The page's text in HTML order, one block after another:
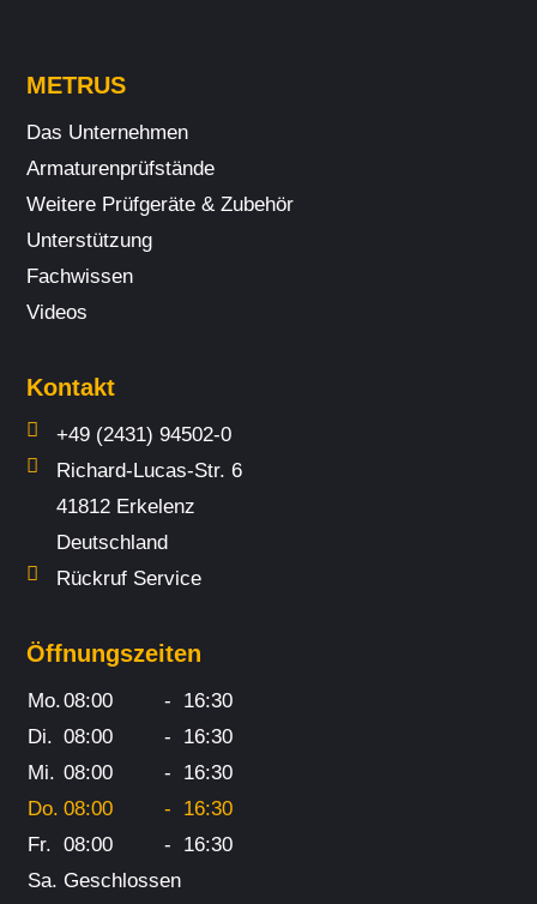
METRUS
Das Unternehmen
Armaturenprüfstände
Weitere Prüf­geräte & Zubehör
Unterstützung
Fach­wissen
Videos
Kontakt
+49 (2431) 94502-0
Richard-Lucas-Str. 6
41812 Erkelenz
Deutschland
Rückruf Service
Öffnungszeiten
Mo.08:00 -
16:30
Di. 08:00 -
16:30
Mi. 08:00 -
16:30
Do. 08:00 -
16:30
Fr. 08:00 -
16:30
Sa. Geschlossen